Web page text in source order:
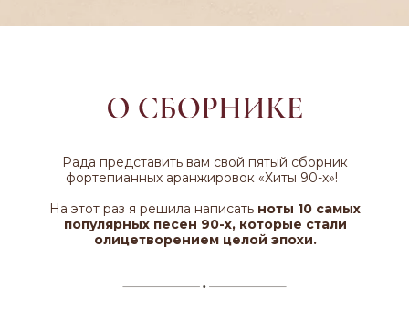
Рада представить вам свой пятый сборник
фортепианных аранжировок «Хиты 90-х»!
На этот раз я решила написать ноты 10 самых
популярных песен 90-х, которые стали
олицетворением целой эпохи.